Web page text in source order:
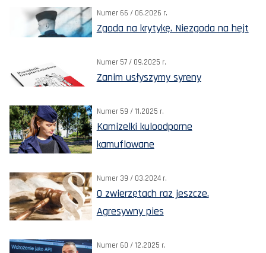
Numer 66 / 06.2026 r.
Zgoda na krytykę. Niezgoda na hejt
Numer 57 / 09.2025 r.
Zanim usłyszymy syreny
Numer 59 / 11.2025 r.
Kamizelki kuloodporne
kamuflowane
Numer 39 / 03.2024 r.
O zwierzętach raz jeszcze.
Agresywny pies
Numer 60 / 12.2025 r.